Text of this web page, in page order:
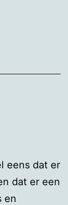
eens dat er
dat er een
en